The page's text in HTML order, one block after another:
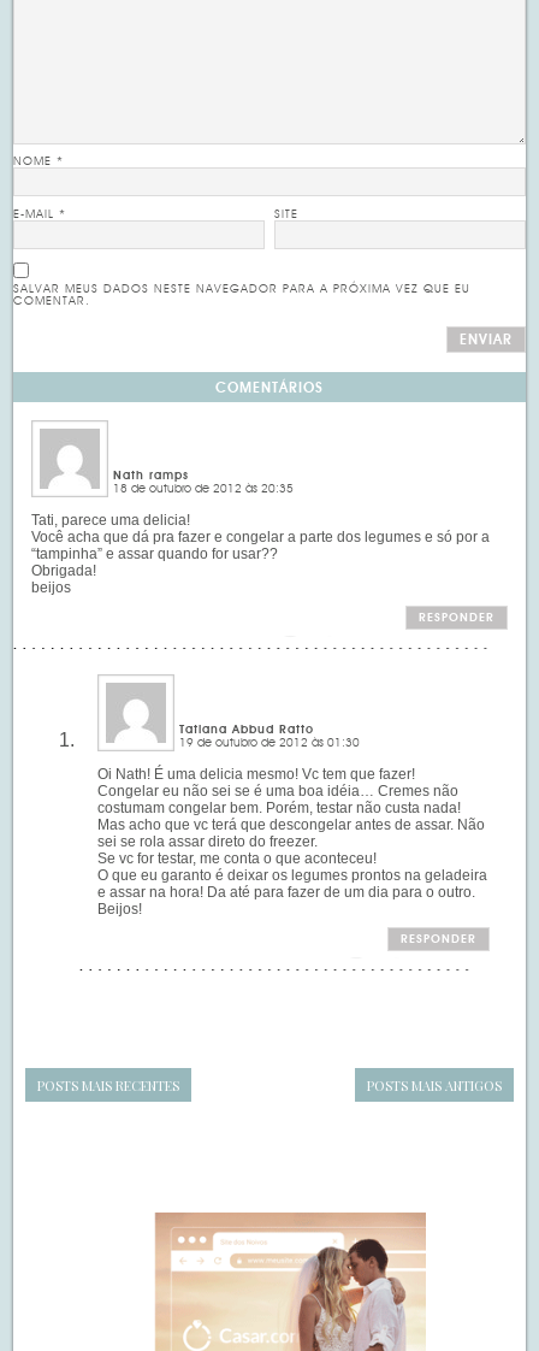
NOME*
E-MAIL* SITE
SALVAR MEUS DADOS NESTE NAVEGADOR PARA A PRÓXIMA VEZ QUE EU
COMENTAR.
COMENTÁRIOS
Nath ramps
18 de outubro de 2012 às 20:35
Tati, parece uma delicia!
Você acha que dá pra fazer e congelar a parte dos legumes e só por a
“tampinha” e assar quando for usar??
Obrigada!
beijos
RESPONDER
Tatiana Abbud Ratto
19 de outubro de 2012 às 01:30
Oi Nath! É uma delicia mesmo! Vc tem que fazer!
Congelar eu não sei se é uma boa idéia… Cremes não
costumam congelar bem. Porém, testar não custa nada!
Mas acho que vc terá que descongelar antes de assar. Não
sei se rola assar direto do freezer.
Se vc for testar, me conta o que aconteceu!
O que eu garanto é deixar os legumes prontos na geladeira
e assar na hora! Da até para fazer de um dia para o outro.
Beijos!
RESPONDER
POSTS MAIS RECENTES POSTS MAIS ANTIGOS
SIDEBAR